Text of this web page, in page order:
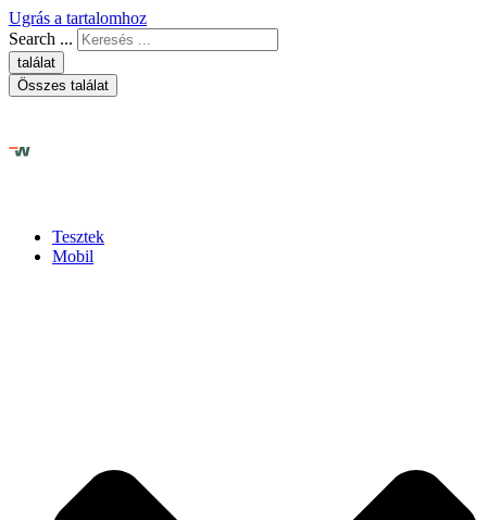
Ugrás a tartalomhoz
Search ...
találat
Összes találat
Tesztek
Mobil